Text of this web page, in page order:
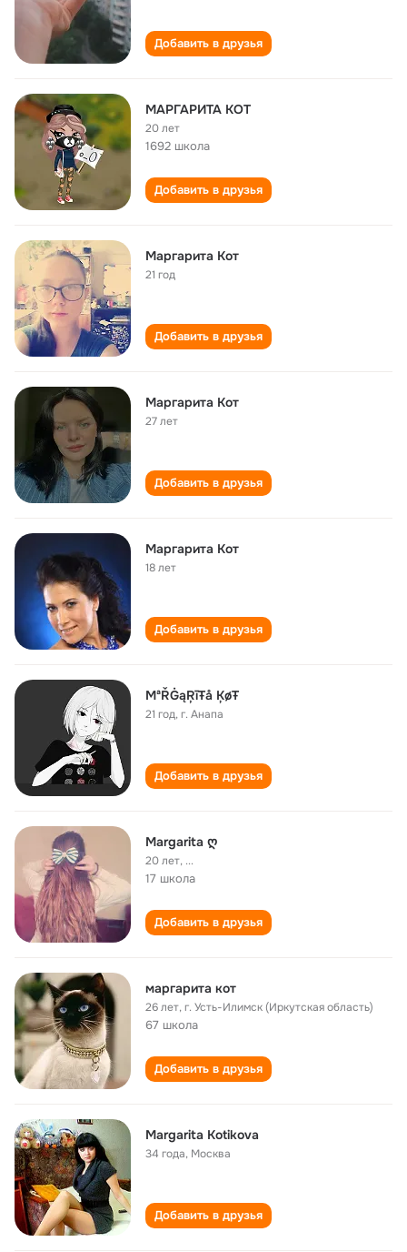
Добавить в друзья
МАРГАРИТА КОТ
20 лет
1692 школа
Добавить в друзья
Маргарита Кот
21 год
Добавить в друзья
Маргарита Кот
27 лет
Добавить в друзья
Маргарита Кот
18 лет
Добавить в друзья
MªŘĠąŖīŦå ĶøŦ
21 год,г. Анапа
Добавить в друзья
Margarita ღ
20 лет, ...
17 школа
Добавить в друзья
маргарита кот
26 лет,г. Усть-Илимск (Иркутская область)
67 школа
Добавить в друзья
Margarita Kotikova
34 года, Москва
Добавить в друзья